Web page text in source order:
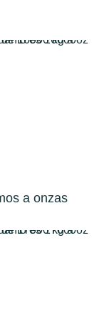
a onzas